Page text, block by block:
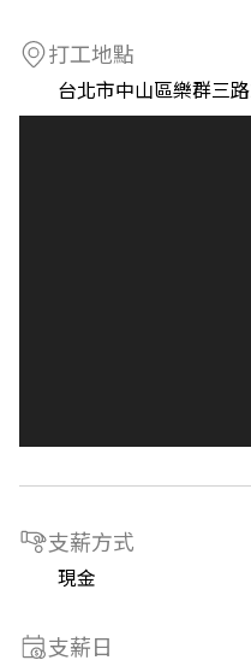
打工地點
台北市中山區樂群三
支薪方式
現金
支薪日